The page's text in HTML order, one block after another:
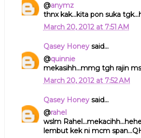
@anymz
thnx kak...kita pon suka
March 20, 2012 at 7:51 AM
Qasey Honeysaid...
@quinnie
mekasihh...mmg tgh rajin
March 20, 2012 at 7:52 AM
Qasey Honeysaid...
@rahel
wslm
lembut kek ni mcm